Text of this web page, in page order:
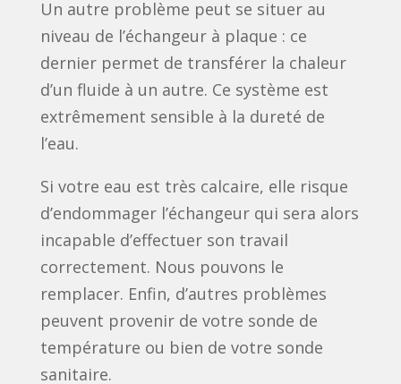
Un autre problème peut se situer au
niveau de l’échangeur à plaque : ce
dernier permet de transférer la chaleur
d’un fluide à un autre. Ce système est
extrêmement sensible à la dureté de
l’eau.
Si votre eau est très calcaire, elle risque
d’endommager l’échangeur qui sera alors
incapable d’effectuer son travail
correctement. Nous pouvons le
remplacer. Enfin, d’autres problèmes
peuvent provenir de votre sonde de
température ou bien de votre sonde
sanitaire.